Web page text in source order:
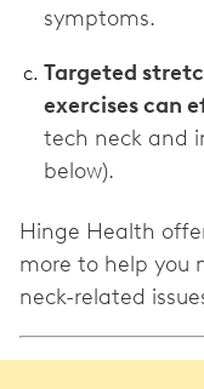
symptoms.
Targeted
exercises can
tech neck and
below).
Hinge Health
more to help you
neck-related